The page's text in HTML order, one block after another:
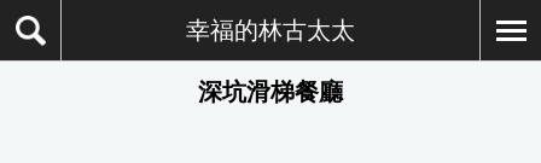
幸福的林古太太
深坑滑梯餐廳